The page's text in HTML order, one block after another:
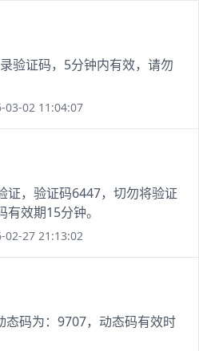
验证码，5分钟内有效，请勿
03-02 11:04:07
证，验证码6447，切勿将验证
效期15分钟。
02-27 21:13:02
态码为：9707，动态码有效时